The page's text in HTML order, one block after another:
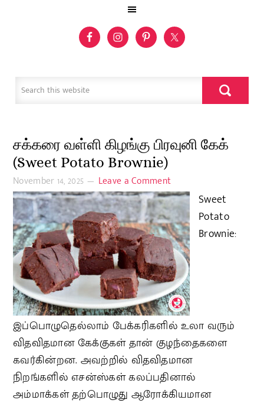
சக்கரை வள்ளி கிழங்கு பிரவுனி கேக்
(Sweet Potato Brownie)
November 14, 2025 Leave a Comment
Sweet
Potato
Brownie:
இப்பொழுதெல்லாம் பேக்கரிகளில் உலா வரும்
விதவிதமான கேக்குகள் தான் குழந்தைகளை
கவர்கின்றன. அவற்றில் விதவிதமான
நிறங்களில் எசன்ஸ்கள் கலப்பதினால்
அம்மாக்கள் தற்பொழுது ஆரோக்கியமான